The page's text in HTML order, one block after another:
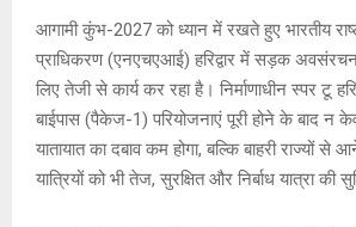
at
s
A
p
p
ce
b
o
o
k
s
a
g
e
py
Li
n
k
tt
er
आगामी कुंभ-2027 को ध्यान में रखते हुए भारतीय
प्राधिकरण (एनएचएआई) हरिद्वार में सड़क
लिए तेजी से कार्य कर रहा है। निर्माणाधीन स्पर टू
बाईपास (पैकेज-1) परियोजनाएं पूरी होने के बाद न
यातायात का दबाव कम होगा, बल्कि बाहरी राज्यों
यात्रियों को भी तेज, सुरक्षित और निर्बाध यात्रा की